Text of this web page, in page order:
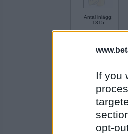
If you
opt-
Antal inlägg:
1315
Antal inlägg: 926
- Ej medlem